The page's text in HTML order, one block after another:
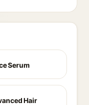
Serum
Hair